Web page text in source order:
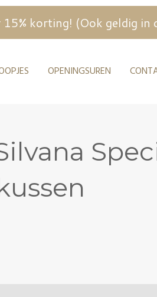
korting! (Ook geldig in
OPENINGSUREN